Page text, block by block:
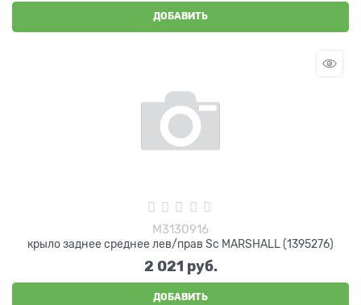
ДОБАВИТЬ
M3130916
крыло заднее среднее лев/прав Sc MARSHALL (1395276)
2 021 руб.
ДОБАВИТЬ